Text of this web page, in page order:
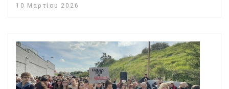
10 Μαρτίου 2026